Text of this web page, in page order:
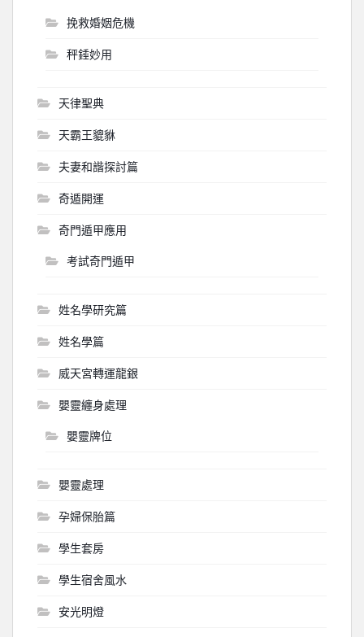
挽救婚姻危機
秤錘妙用
天律聖典
天霸王貔貅
夫妻和諧探討篇
奇遁開運
奇門遁甲應用
考試奇門遁甲
姓名學研究篇
姓名學篇
威天宮轉運龍銀
嬰靈纏身處理
嬰靈牌位
嬰靈處理
孕婦保胎篇
學生套房
學生宿舍風水
安光明燈